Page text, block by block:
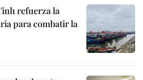
refuerza la
para combatir la